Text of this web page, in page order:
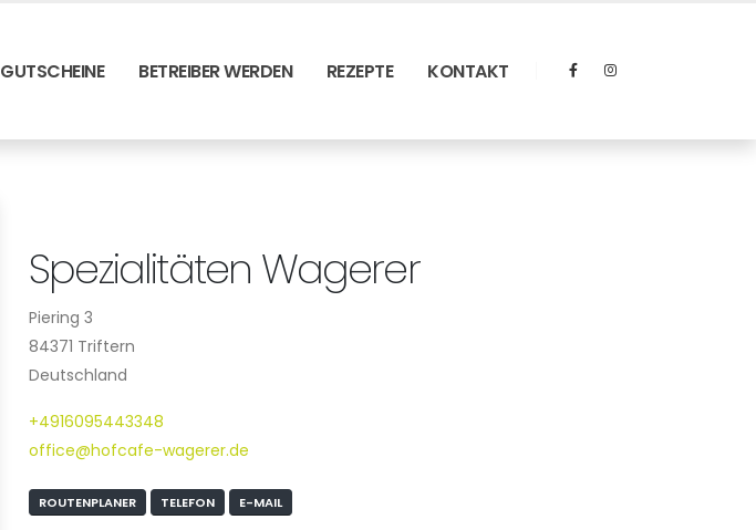
GUTSCHEINE BETREIBER WERDEN REZEPTE KONTAKT
Spezialitäten Wagerer
Piering 3
84371 Triftern
Deutschland
+4916095443348
office@hofcafe-wagerer.de
ROUTENPLANER TELEFON E-MAIL